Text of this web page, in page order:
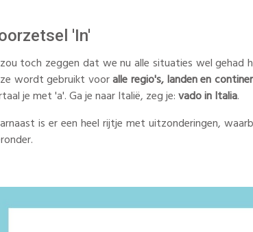
'In'
toch zeggen dat we nu alle situaties wel gehad
wordt gebruikt vooralle regio's, landen en
je met 'a'. Ga je naar Italië, zeg je:vado in Italia.
is er een heel rijtje met uitzonderingen,